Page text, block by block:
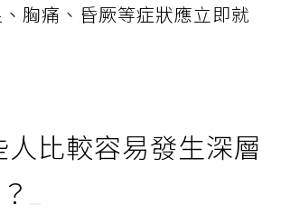
胸痛、昏厥等症狀應立即就
人比較容易發生深層